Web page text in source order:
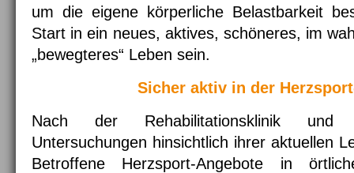
um die eigene körperliche Belastbarkeit
Start in ein neues, aktives, schöneres, im
„bewegteres“ Leben sein.
Sicher aktiv in der
Nach der Rehabilitationsklinik und
Untersuchungen hinsichtlich ihrer aktuellen
Betroffene Herzsport-Angebote in